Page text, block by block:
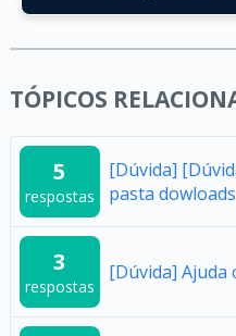
TÓPICOS
5
respostas
[Dúvida]
pasta
3
respostas
[Dúvida] Ajuda